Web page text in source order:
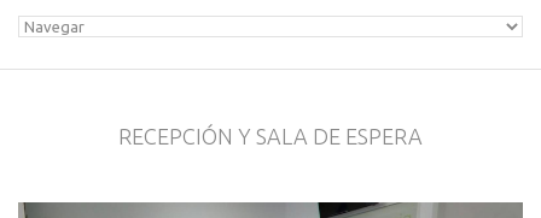
RECEPCIÓN Y SALA DE ESPERA